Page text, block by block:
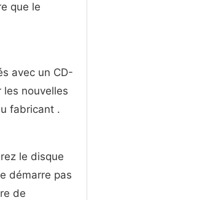
que le
avec un CD-
les nouvelles
fabricant .
le disque
démarre pas
de